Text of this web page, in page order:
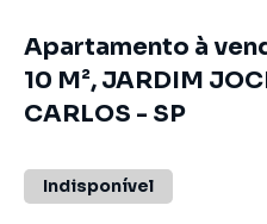
Apartamento à
10 M², JARDIM
CARLOS - SP
Indisponível